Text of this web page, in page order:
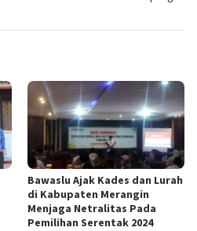
Bawaslu Ajak Kades dan Lurah
di Kabupaten Merangin
Menjaga Netralitas Pada
Pemilihan Serentak 2024